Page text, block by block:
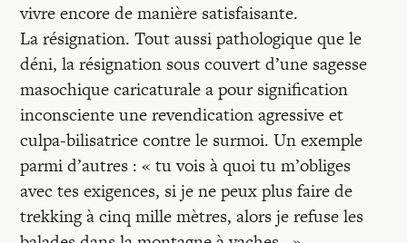
vivre encore de manière satisfaisante.
La résignation. Tout aussi pathologique que le
déni, la résignation sous couvert d’une sagesse
masochique caricaturale a pour signification
inconsciente une revendication agressive et
culpa-bilisatrice contre le surmoi. Un exemple
parmi d’autres : « tu vois à quoi tu m’obliges
avec tes exigences, si je ne peux plus faire de
trekking à cinq mille mètres, alors je refuse les